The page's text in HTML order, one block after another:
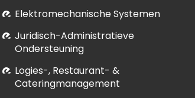
Elektromechanische Systemen
Juridisch-Administratieve
Ondersteuning
Logies-, Restaurant- &
Cateringmanagement